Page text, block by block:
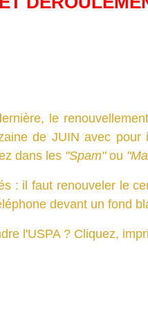
le
de JUIN avec
dans les "Spam"ou
: il faut renouveler le
devant un fond
l'USPA ? Cliquez,